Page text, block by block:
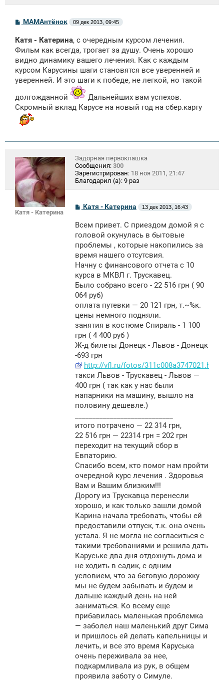
С
б
щ
н
и
МАМАнтёнок 09 дек 2013, 09:45
Катя - Катерина, с очередным курсом лечения.
Фильм как всегда, трогает за душу. Очень хорошо
видно динамику вашего лечения. Как с каждым
курсом Карусины шаги становятся все уверенней и
уверенней. И это шаги к победе, не легкой, но такой
долгожданной
Дальнейших вам успехов.
Скромный вклад Карусе на новый год на сбер.карту
Катя - Катерина
Задорная первоклашка
Сообщения: 300
Зарегистрирован: 18 ноя 2011, 21:47
Благодарил (а): 9 раз
С
б
щ
н
и
Катя - Катерина 13 дек 2013, 16:43
Всем привет. С приездом домой я с
головой окунулась в бытовые
проблемы , которые накопились за
время нашего отсутсвия.
Начну с финансового отчета с 10
курса в МКВЛ г. Трускавец.
Было собрано всего - 22 516 грн ( 90
064 руб)
оплата путевки — 20 121 грн, т.~%к.
цены немного подняли.
занятия в костюме Спираль - 1 100
грн ( 4 400 руб )
Ж-д билеты Донецк - Львов - Донецк
-693 грн
http://vfl.ru/fotos/311c008a3747021.html
такси Львов - Трускавец - Львов —
400 грн ( так как у нас были
напарники на машину, вышло на
половину дешевле.)
итого потрачено — 22 314 грн,
22 516 грн — 22314 грн = 202 грн
переходит на текущий сбор в
Евпаторию.
Спасибо всем, кто помог нам пройти
очередной курс лечения . Здоровья
Вам и Вашим близким!!!
Дорогу из Трускавца перенесли
хорошо, и как только зашли домой
Карина начала требовать, чтобы ей
предоставили отпуск, т.к. она очень
устала. Я не могла не согласиться с
такими требованиями и решила дать
Каруське два дня отдохнуть дома и
не ходить в садик, с одним
условием, что за беговую дорожку
мы не будем забывать и будем и
дальше каждый день на ней
заниматься. Ко всему еще
прибавилась маленькая проблемка
— заболел наш маленький друг Сима
и пришлось ей делать капельницы и
лечить, и все это время Каруська
очень переживала за нее,
подкармливала из рук, в общем
проявила заботу о Симуле.